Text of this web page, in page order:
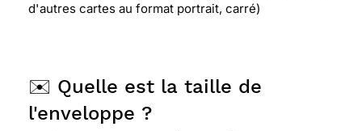
d'autres cartes au format portrait, carré)
✉️ Quelle est la taille de
l'enveloppe ?